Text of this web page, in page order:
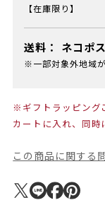
【在庫限り】
送料： ネコポス
※一部対象外地域が
※ギフトラッピング
カートに入れ、同時
この商品に関する